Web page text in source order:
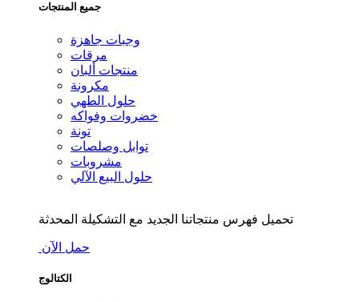
جميع المنتجات
وجبات جاهزة
مرقات
منتجات ألبان
مكرونة
حلول الطهي
خضروات وفواكه
تونة
توابل وصلصات
مشروبات
حلول البيع الآلي
تحميل فهرس منتجاتنا الجديد مع التشكيلة المحدثة
حمل الآن
الكتالوج